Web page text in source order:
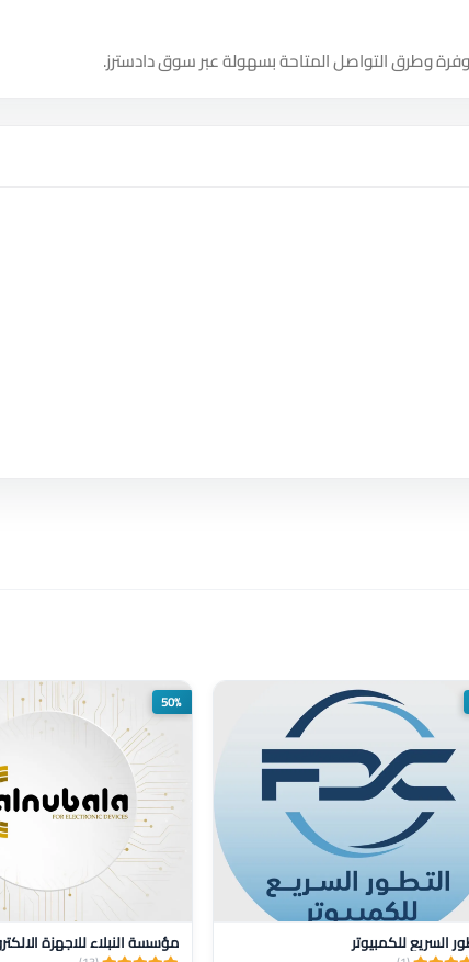
وطرق التواصل المتاحة بسهولة عبر سوق دادسترز.
السريع للكمبيوتر
50%
مؤسسة النبلاء للاجهزة